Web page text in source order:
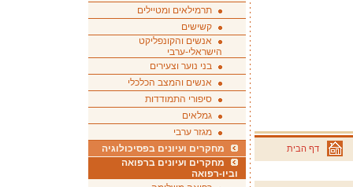
דף הבית
תרמילאים ומטיילים
קשישים
אנשים והקונפליקט
הישראלי-ערבי
בני נוער וצעירים
אנשים והמצב הכלכלי
סיפורי התמודדות
גמלאים
מגזר ערבי
מחקרים ועיונים בפסיכולוגיה
מחקרים ועיונים ברפואה
וביו-רפואה